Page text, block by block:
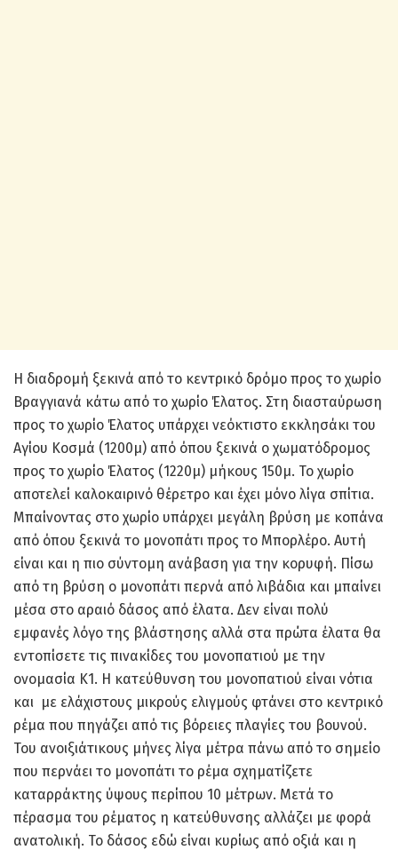
Η διαδρομή ξεκινά από το κεντρικό δρόμο προς το χωρίο
Βραγγιανά κάτω από το χωρίο Έλατος. Στη διασταύρωση
προς το χωρίο Έλατος υπάρχει νεόκτιστο εκκλησάκι του
Αγίου Κοσμά (1200μ) από όπου ξεκινά ο χωματόδρομος
προς το χωρίο Έλατος (1220μ) μήκους 150μ. Το χωρίο
αποτελεί καλοκαιρινό θέρετρο και έχει μόνο λίγα σπίτια.
Μπαίνοντας στο χωρίο υπάρχει μεγάλη βρύση με κοπάνα
από όπου ξεκινά το μονοπάτι προς το Μπορλέρο. Αυτή
είναι και η πιο σύντομη ανάβαση για την κορυφή. Πίσω
από τη βρύση ο μονοπάτι περνά από λιβάδια και μπαίνει
μέσα στο αραιό δάσος από έλατα. Δεν είναι πολύ
εμφανές λόγο της βλάστησης αλλά στα πρώτα έλατα θα
εντοπίσετε τις πινακίδες του μονοπατιού με την
ονομασία Κ1. Η κατεύθυνση του μονοπατιού είναι νότια
και με ελάχιστους μικρούς ελιγμούς φτάνει στο κεντρικό
ρέμα που πηγάζει από τις βόρειες πλαγίες του βουνού.
Του ανοιξιάτικους μήνες λίγα μέτρα πάνω από το σημείο
που περνάει το μονοπάτι το ρέμα σχηματίζετε
καταρράκτης ύψους περίπου 10 μέτρων. Μετά το
πέρασμα του ρέματος η κατεύθυνσης αλλάζει με φορά
ανατολική. Το δάσος εδώ είναι κυρίως από οξιά και η